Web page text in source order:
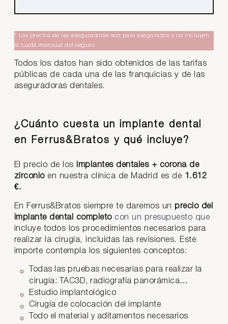
* Los precios de las aseguradoras son para asegurados y no incluyen
la cuota mensual del seguro
Todos los datos han sido obtenidos de las tarifas
públicas de cada una de las franquicias y de las
aseguradoras dentales.
¿Cuánto cuesta un implante dental
en Ferrus&Bratos y qué incluye?
El precio de los implantes dentales + corona de
zirconioen nuestra clínica de Madrid es de 1.612
€.
En Ferrus&Bratos siempre te daremos unprecio del
implante dental completocon un presupuesto que
incluye todos los procedimientos necesarios para
realizar la cirugía, incluidas las revisiones. Este
importe contempla los siguientes conceptos:
Todas las pruebas necesarias para realizar la
cirugía: TAC3D, radiografía panorámica…
Estudio implantológico
Cirugía de colocación del implante
Todo el material y aditamentos necesarios